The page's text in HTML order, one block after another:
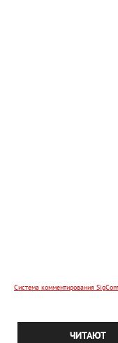
Система комментирования
ЧИТАЮТ